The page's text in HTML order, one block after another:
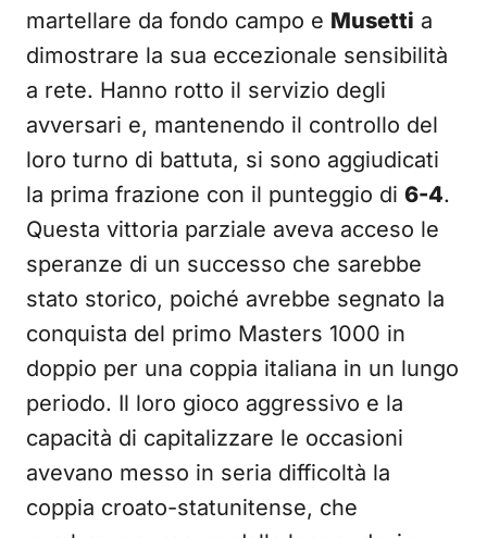
martellare da fondo campo e Musetti a
dimostrare la sua eccezionale sensibilità
a rete. Hanno rotto il servizio degli
avversari e, mantenendo il controllo del
loro turno di battuta, si sono aggiudicati
la prima frazione con il punteggio di 6-4.
Questa vittoria parziale aveva acceso le
speranze di un successo che sarebbe
stato storico, poiché avrebbe segnato la
conquista del primo Masters 1000 in
doppio per una coppia italiana in un lungo
periodo. Il loro gioco aggressivo e la
capacità di capitalizzare le occasioni
avevano messo in seria difficoltà la
coppia croato-statunitense, che